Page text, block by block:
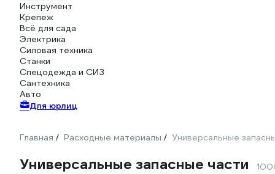
Инструмент
Крепеж
Всё для сада
Электрика
Силовая техника
Станки
Спецодежда и СИЗ
Сантехника
Авто
Для юрлиц
Главная / Расходные материалы / Универсальные
Универсальные запасные части